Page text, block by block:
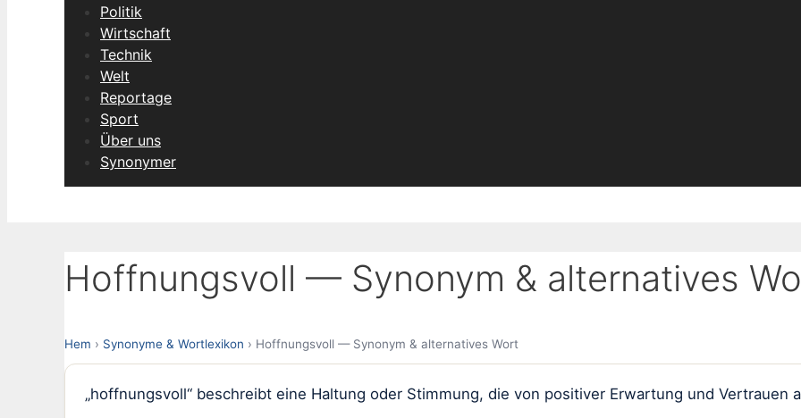
Politik
Wirtschaft
Technik
Welt
Reportage
Sport
Über uns
Synonymer
Hoffnungsvoll — Synonym & alternatives
Hem › Synonyme & Wortlexikon › Hoffnungsvoll — Synonym & alternatives Wort
„hoffnungsvoll“ beschreibt eine Haltung oder Stimmung, die von positiver Erwartung und Vertrauen